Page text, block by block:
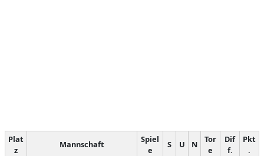
Plat
z
Mannschaft
Spiel
e
S U N
Tor
e
Dif
f.
Pkt
.